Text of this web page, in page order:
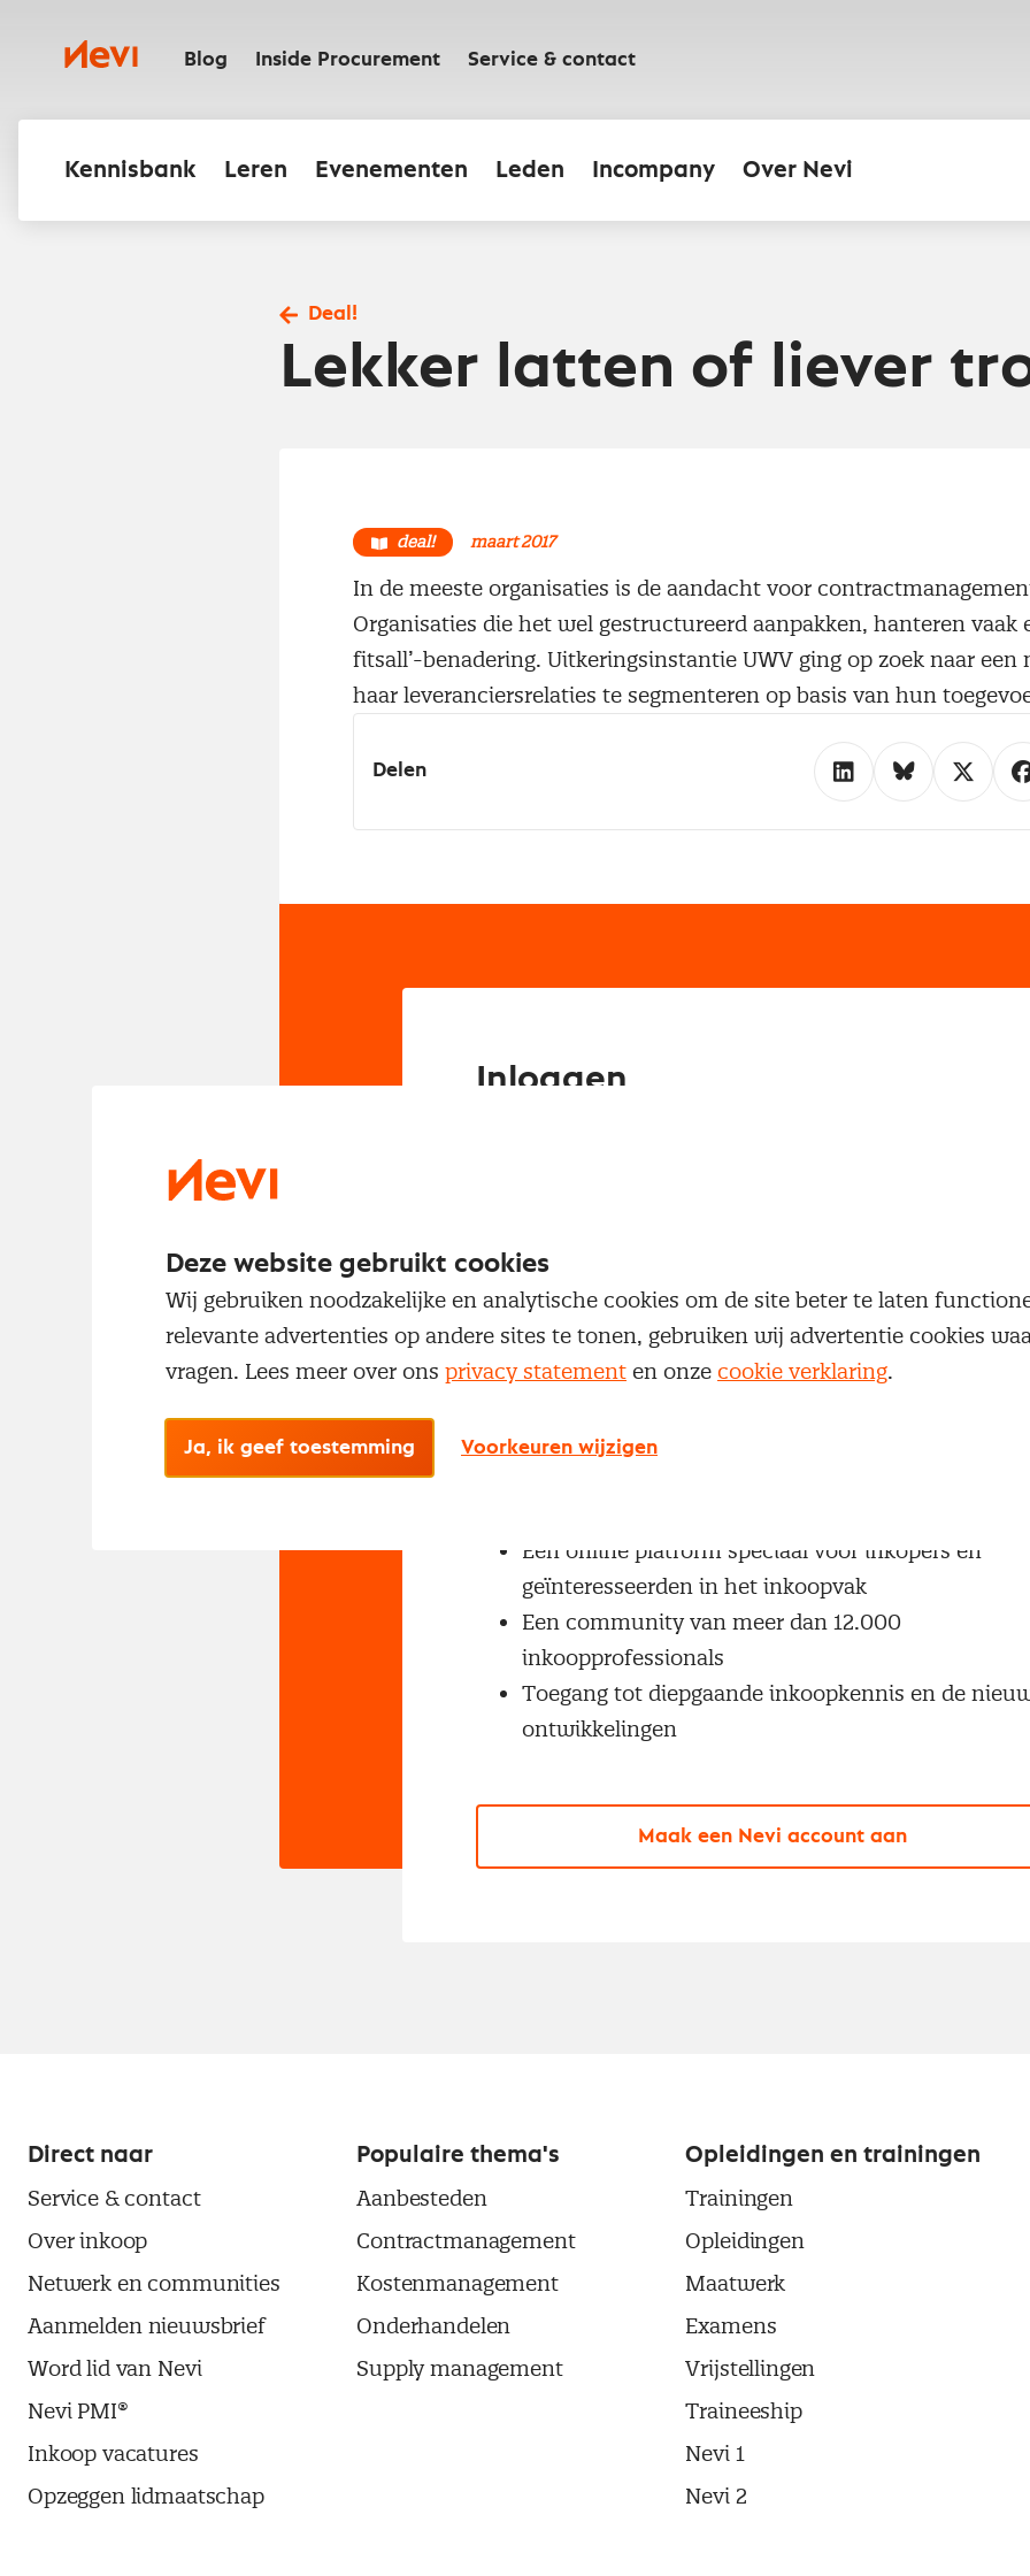
inhoudNevi Blog Inside Procurement Service & contact
Kennisbank Leren Evenementen Leden Incompany Over Nevi
Deal!
Lekker latten of liever
deal! maart 2017
In de meeste organisaties is de aandacht voor
Organisaties die het wel gestructureerd aanpakken, hanteren vaak
fitsall’-benadering. Uitkeringsinstantie UWV ging op zoek naar een
haar leveranciersrelaties te segmenteren op basis van hun
Delen
Inloggen
Nog geen Nevi account?
Een online platform speciaal voor inkopers en
geïnteresseerden in het inkoopvak
Een community van meer dan 12.000
inkoopprofessionals
Toegang tot diepgaande inkoopkennis en de
ontwikkelingen
Maak een Nevi account aan
Direct naar
Service & contact
Over inkoop
Netwerk en communities
Aanmelden nieuwsbrief
Word lid van Nevi
Nevi PMI®
Inkoop vacatures
Opzeggen lidmaatschap
Populaire thema's
Aanbesteden
Contractmanagement
Kostenmanagement
Onderhandelen
Supply management
Opleidingen en trainingen
Trainingen
Opleidingen
Maatwerk
Examens
Vrijstellingen
Traineeship
Nevi 1
Nevi 2
Deze website gebruikt cookies
Wij gebruiken noodzakelijke en analytische cookies om de site beter te laten
relevante advertenties op andere sites te tonen, gebruiken wij advertentie cookies
vragen. Lees meer over ons privacy statement en onze cookie verklaring.
Ja, ik geef toestemming Voorkeuren wijzigen